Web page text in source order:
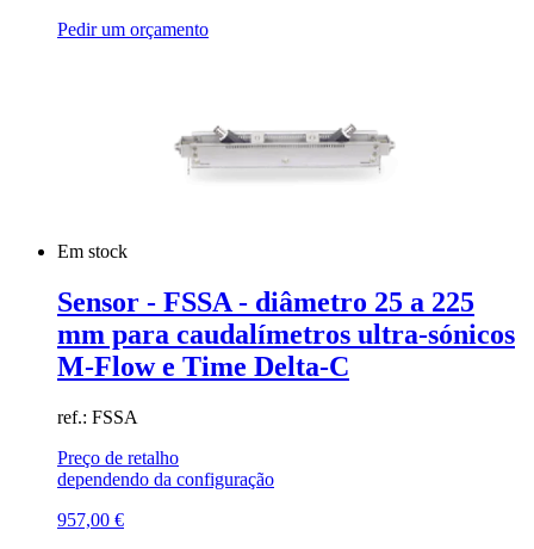
Pedir um orçamento
Em stock
Sensor - FSSA - diâmetro 25 a 225
mm para caudalímetros ultra-sónicos
M-Flow e Time Delta-C
ref.: FSSA
Preço de retalho
dependendo da configuração
957,00 €